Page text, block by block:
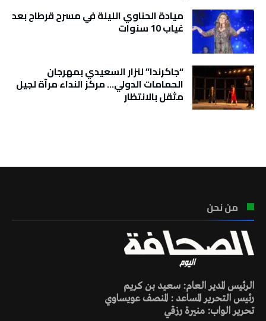
ميادة الحناوي الليلة في مسرح قرطاج بعد
غياب 10 سنوات
“جاكرندا” لنزار السعيدي بمهرجان
الحمامات الدولي… مركز النداء مرآة لجيل
مثقل بالانتظار
من نحن
الرئيس المدير العام: سعيد بن كريم
رئيس التحرير المساعد : المنصف عويساوي
تحرير الواب: منيرة رزقي